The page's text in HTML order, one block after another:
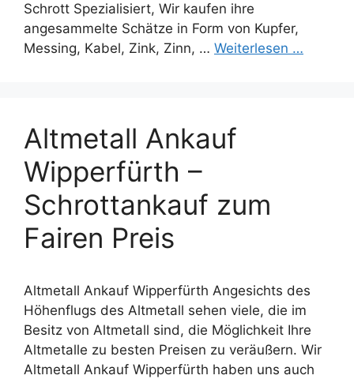
Schrott Spezialisiert, Wir kaufen ihre
angesammelte Schätze in Form von Kupfer,
Messing, Kabel, Zink, Zinn, … Weiterlesen …
Altmetall Ankauf
Wipperfürth –
Schrottankauf zum
Fairen Preis
Altmetall Ankauf Wipperfürth Angesichts des
Höhenflugs des Altmetall sehen viele, die im
Besitz von Altmetall sind, die Möglichkeit Ihre
Altmetalle zu besten Preisen zu veräußern. Wir
Altmetall Ankauf Wipperfürth haben uns auch